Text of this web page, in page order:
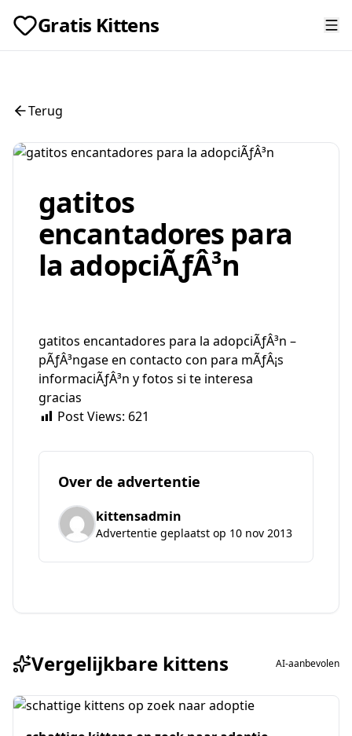
Gratis Kittens
Terug
gatitos
encantadores para
la adopciÃƒÂ³n
gatitos encantadores para la adopciÃƒÂ³n –
pÃƒÂ³ngase en contacto con para mÃƒÂ¡s
informaciÃƒÂ³n y fotos si te interesa
gracias
Post Views: 621
Over de advertentie
kittensadmin
Advertentie geplaatst op 10 nov 2013
Vergelijkbare kittens AI-aanbevolen